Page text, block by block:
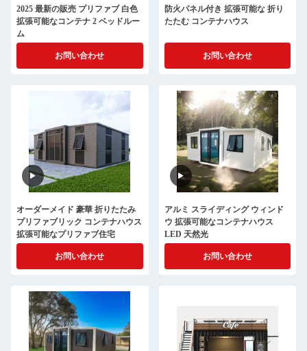
2025 最新の販売 プリファブ 白色
拡張可能なコンテナ 2 ベッドルー
ム
お問い合わせ
防火パネル付き 拡張可能な 折り
たたむ コンテナハウス
お問い合わせ
オーダーメイド 豪華 折りたたみ
プリファブリック コンテナハウス
拡張可能なプリファブ住宅
お問い合わせ
アルミ スライディング ウィンド
ウ 拡張可能なコンテナハウス
LED 天然光
お問い合わせ